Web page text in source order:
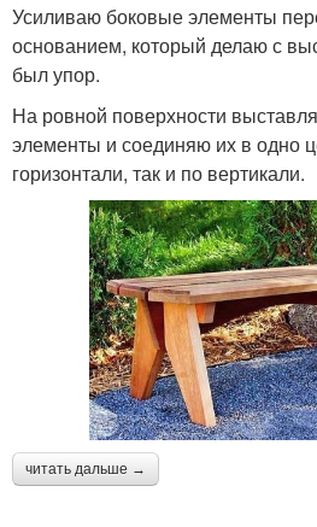
Усиливаю боковые элементы
основанием, который делаю с
был упор.
На ровной поверхности
элементы и соединяю их в одно
горизонтали, так и по вертикали.
читать дальше →